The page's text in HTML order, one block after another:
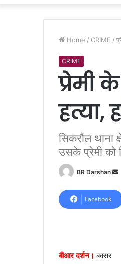
Home / CRIME /
CRIME
प्रेमी
हत्या,
सिकरौल थाना
उसके प्रेमी को
BR Darshan
d
Facebook
बीआर दर्शन। बक्सर